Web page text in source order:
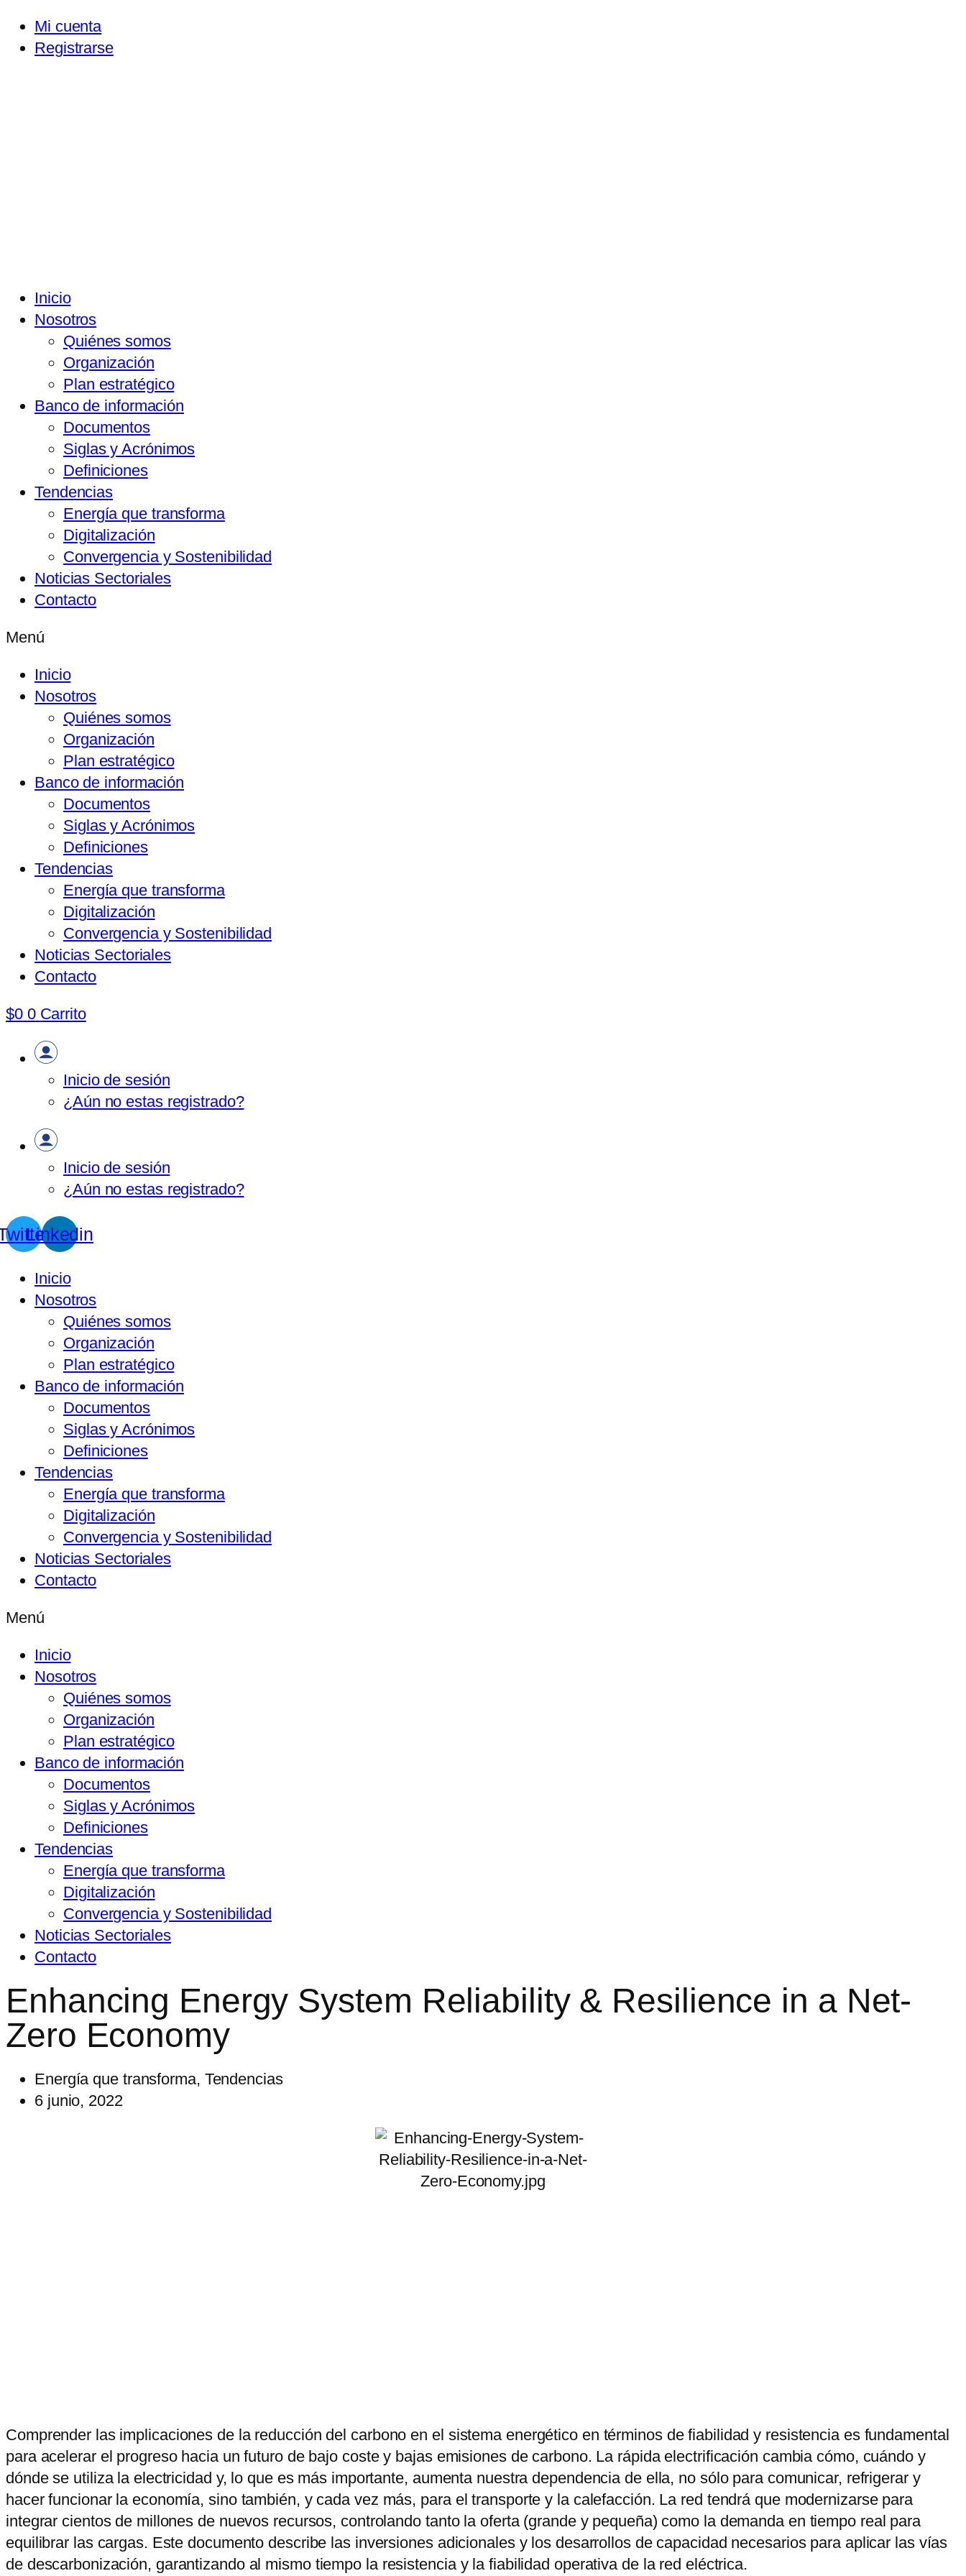
Mi cuenta
Registrarse
Inicio
Nosotros
Quiénes somos
Organización
Plan estratégico
Banco de información
Documentos
Siglas y Acrónimos
Definiciones
Tendencias
Energía que transforma
Digitalización
Convergencia y Sostenibilidad
Noticias Sectoriales
Contacto
Menú
Inicio
Nosotros
Quiénes somos
Organización
Plan estratégico
Banco de información
Documentos
Siglas y Acrónimos
Definiciones
Tendencias
Energía que transforma
Digitalización
Convergencia y Sostenibilidad
Noticias Sectoriales
Contacto
$0 0 Carrito
Inicio de sesión
¿Aún no estas registrado?
Inicio de sesión
¿Aún no estas registrado?
Linkedin
Inicio
Nosotros
Quiénes somos
Organización
Plan estratégico
Banco de información
Documentos
Siglas y Acrónimos
Definiciones
Tendencias
Energía que transforma
Digitalización
Convergencia y Sostenibilidad
Noticias Sectoriales
Contacto
Menú
Inicio
Nosotros
Quiénes somos
Organización
Plan estratégico
Banco de información
Documentos
Siglas y Acrónimos
Definiciones
Tendencias
Energía que transforma
Digitalización
Convergencia y Sostenibilidad
Noticias Sectoriales
Contacto
Enhancing Energy System Reliability & Resilience in a Net-
Zero Economy
Energía que transforma, Tendencias
6 junio, 2022
Comprender las implicaciones de la reducción del carbono en el sistema energético en términos de fiabilidad y resistencia es fundamental
para acelerar el progreso hacia un futuro de bajo coste y bajas emisiones de carbono. La rápida electrificación cambia cómo, cuándo y
dónde se utiliza la electricidad y, lo que es más importante, aumenta nuestra dependencia de ella, no sólo para comunicar, refrigerar y
hacer funcionar la economía, sino también, y cada vez más, para el transporte y la calefacción. La red tendrá que modernizarse para
integrar cientos de millones de nuevos recursos, controlando tanto la oferta (grande y pequeña) como la demanda en tiempo real para
equilibrar las cargas. Este documento describe las inversiones adicionales y los desarrollos de capacidad necesarios para aplicar las vías
de descarbonización, garantizando al mismo tiempo la resistencia y la fiabilidad operativa de la red eléctrica.